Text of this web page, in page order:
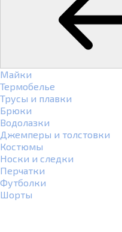
Майки
Термобелье
Трусы и плавки
Брюки
Водолазки
Джемперы и толстовки
Костюмы
Носки и следки
Перчатки
Футболки
Шорты